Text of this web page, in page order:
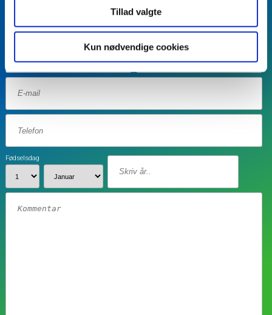
Tillad valgte
Kun nødvendige cookies
kontaktinformationer, samt eventuel kort
besked - så kontakter vi dig.
Fødselsdag